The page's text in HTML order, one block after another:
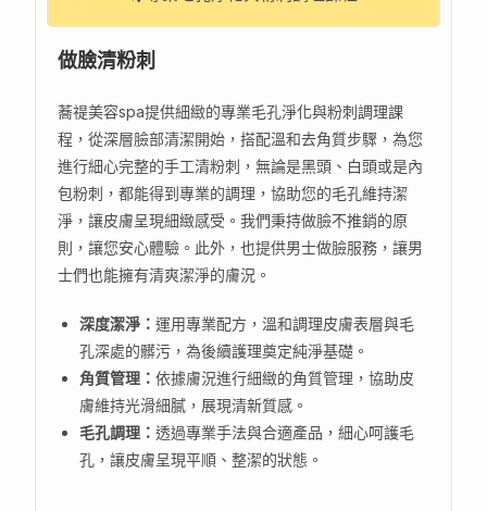
做臉清粉刺
蕎禔美容spa提供細緻的專業毛孔淨化與粉刺調理課
程，從深層臉部清潔開始，搭配溫和去角質步驟，為您
進行細心完整的手工清粉刺，無論是黑頭、白頭或是內
包粉刺，都能得到專業的調理，協助您的毛孔維持潔
淨，讓皮膚呈現細緻感受。我們秉持做臉不推銷的原
則，讓您安心體驗。此外，也提供男士做臉服務，讓男
士們也能擁有清爽潔淨的膚況。
深度潔淨：運用專業配方，溫和調理皮膚表層與毛
孔深處的髒污，為後續護理奠定純淨基礎。
角質管理：依據膚況進行細緻的角質管理，協助皮
膚維持光滑細膩，展現清新質感。
毛孔調理：透過專業手法與合適產品，細心呵護毛
孔，讓皮膚呈現平順、整潔的狀態。